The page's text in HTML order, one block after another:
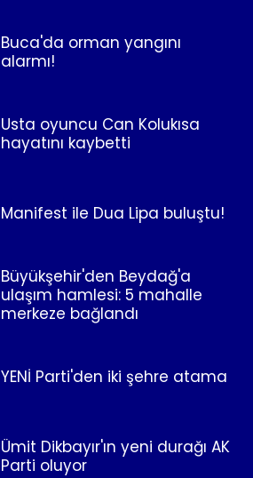
Buca'da orman yangını
alarmı!
Usta oyuncu Can Kolukısa
hayatını kaybetti
Manifest ile Dua Lipa buluştu!
Büyükşehir'den Beydağ'a
ulaşım hamlesi: 5 mahalle
merkeze bağlandı
YENİ Parti'den iki şehre atama
Ümit Dikbayır'ın yeni durağı AK
Parti oluyor